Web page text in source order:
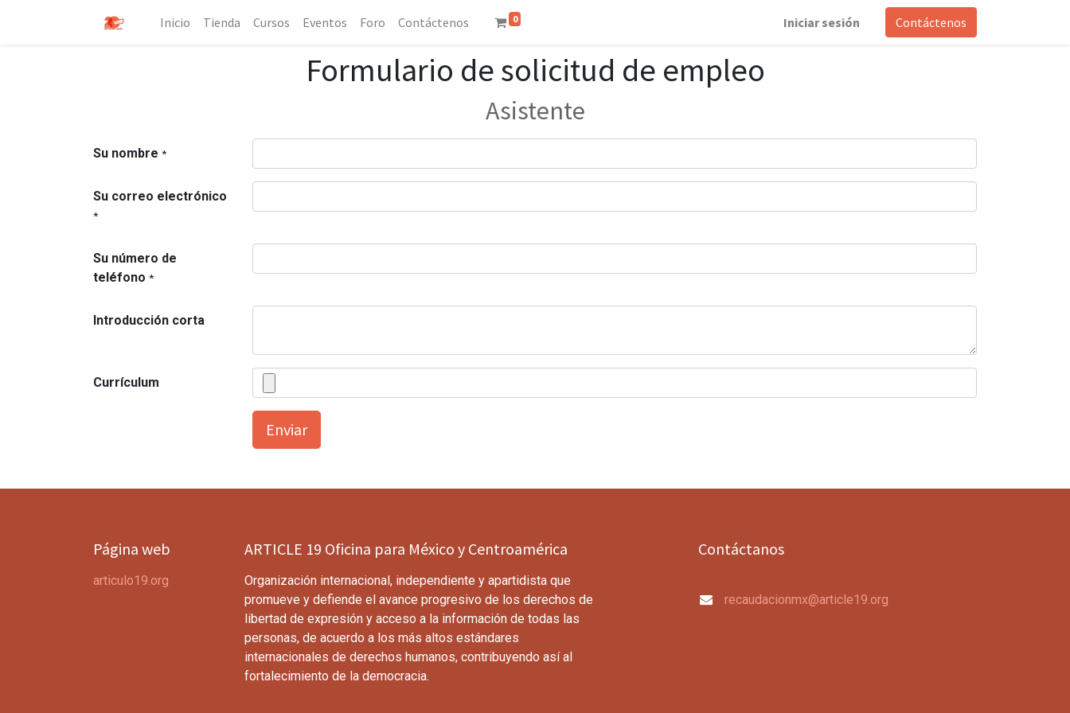
Inicio Tienda Cursos Eventos Foro Contáctenos 0 Iniciar sesión Contáctenos
Formulario de solicitud de empleo
Asistente
Su nombre *
Su correo electrónico
*
Su número de
teléfono *
Introducción corta
Currículum
Enviar
Página web
articulo19.org
ARTICLE 19 Oficina para México y Centroamérica
Organización internacional, independiente y apartidista que
promueve y defiende el avance progresivo de los derechos de
libertad de expresión y acceso a la información de todas las
personas, de acuerdo a los más altos estándares
internacionales de derechos humanos, contribuyendo así al
fortalecimiento de la democracia.
Contáctanos
recaudacionmx@article19.org